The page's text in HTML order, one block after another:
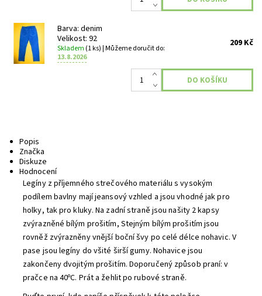
Barva: denim
Velikost: 92
Skladem (1 ks)| Můžeme doručit do:
13.8.2026
209 Kč
Popis
Značka
Diskuze
Hodnocení
Legíny z příjemného strečového materiálu s vysokým
podílem bavlny mají jeansový vzhled a jsou vhodné jak pro
holky, tak pro kluky. Na zadní straně jsou našity 2 kapsy
zvýrazněné bílým prošitím, Stejným bílým prošitím jsou
rovněž zvýrazněny vnější boční švy po celé délce nohavic. V
pase jsou legíny do všité širší gumy. Nohavice jsou
zakončeny dvojitým prošitím. Doporučený způsob praní: v
pračce na 40ᵒC. Prát a žehlit po rubové straně.